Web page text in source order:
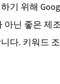
기 위해
아닌 좋은 제
다. 키워드